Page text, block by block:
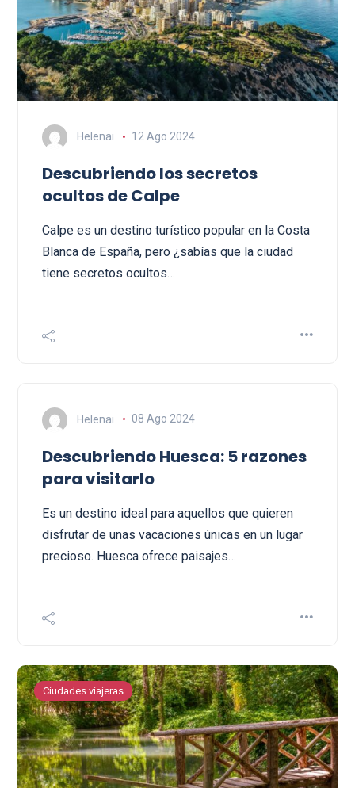
Helenai 12 Ago 2024
Descubriendo los secretos
ocultos de Calpe
Calpe es un destino turístico popular en la Costa
Blanca de España, pero ¿sabías que la ciudad
tiene secretos ocultos…
Helenai 08 Ago 2024
Descubriendo Huesca: 5 razones
para visitarlo
Es un destino ideal para aquellos que quieren
disfrutar de unas vacaciones únicas en un lugar
precioso. Huesca ofrece paisajes…
Ciudades viajeras